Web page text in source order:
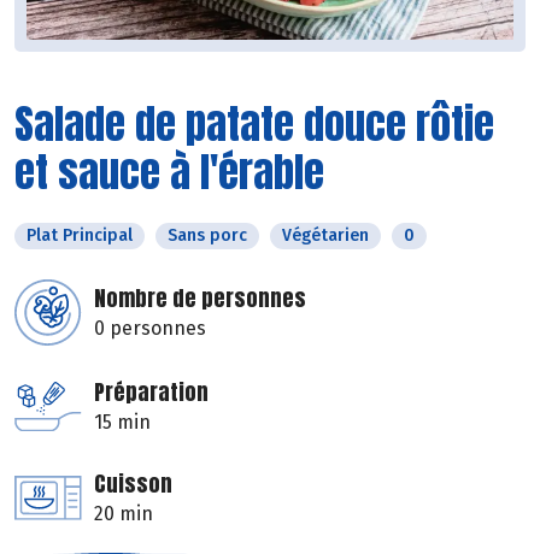
Salade de patate douce rôtie
et sauce à l'érable
Plat Principal Sans porc Végétarien 0
Nombre de personnes
0 personnes
Préparation
15 min
Cuisson
20 min